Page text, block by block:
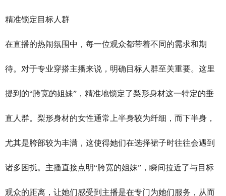
精准锁定目标人群
在直播的热闹氛围中，每一位观众都带着不同的需求和期
待。对于专业穿搭主播来说，明确目标人群至关重要。这里
提到的“胯宽的姐妹”，精准地锁定了梨形身材这一特定的垂
直人群。梨形身材的女性通常上半身较为纤细，而下半身，
尤其是胯部较为丰满，这使得她们在选择裙子时往往会遇到
诸多困扰。主播直接点明“胯宽的姐妹”，瞬间拉近了与目标
观众的距离，让她们感受到主播是在专门为她们服务，从而